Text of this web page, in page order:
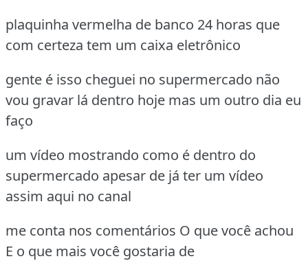
plaquinha vermelha de banco 24 horas que
com certeza tem um caixa eletrônico
gente é isso cheguei no supermercado não
vou gravar lá dentro hoje mas um outro dia eu
faço
um vídeo mostrando como é dentro do
supermercado apesar de já ter um vídeo
assim aqui no canal
me conta nos comentários O que você achou
E o que mais você gostaria de